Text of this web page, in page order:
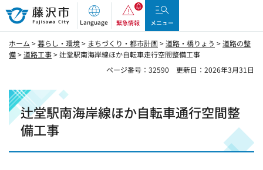
藤沢市
Language 緊急情報 メニュー
ホーム >暮らし・環境> まちづくり・都市計画>道路・橋りょう >道路の整
備>道路工事> 辻堂駅南海岸線ほか自転車走行空間整備工事
ページ番号：32590
更新日：2026年3月31日
辻堂駅南海岸線ほか自転車通行空間整
備工事